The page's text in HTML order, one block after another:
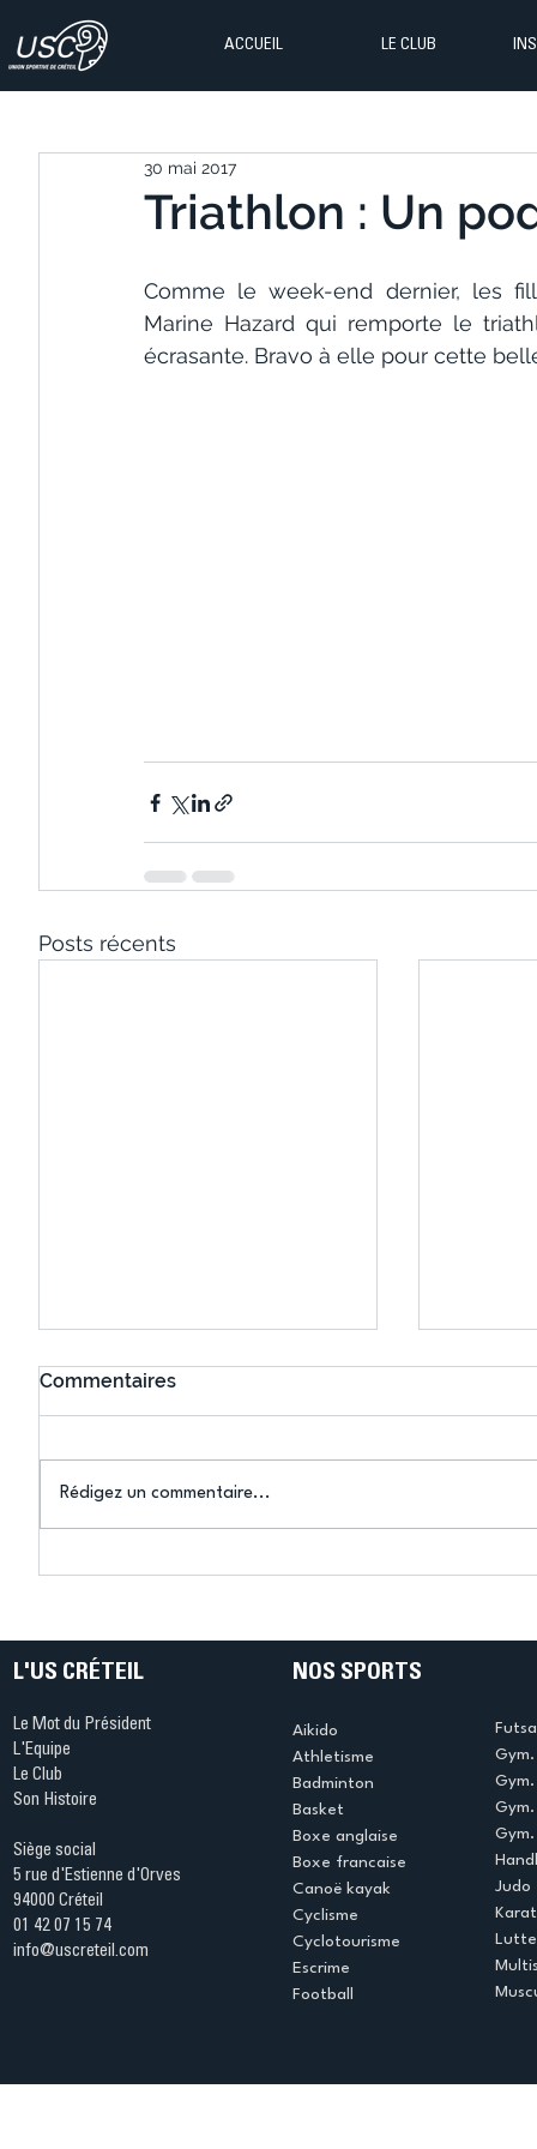
ACCUEIL LE CLUB
Triathlon : Un
30 mai 2017
Comme le week-end dernier, les
Marine Hazard qui remporte le
écrasante. Bravo à elle pour cette
Posts récents
Commentaires
Rédigez un commentaire...
L'US CRÉTEIL
Le Mot du Président
L'Equipe
Le Club
Son Histoire
Siège social
5 rue d'Estienne d'Orves
94000 Créteil
01 42 07 15 74
info@uscreteil.com
NOS SPORTS
Aikido
Athletisme
Badminton
Basket
Boxe anglaise
Boxe francaise
Canoë kayak
Cyclisme
Cyclotourisme
Escrime
Football
Judo
Lutte